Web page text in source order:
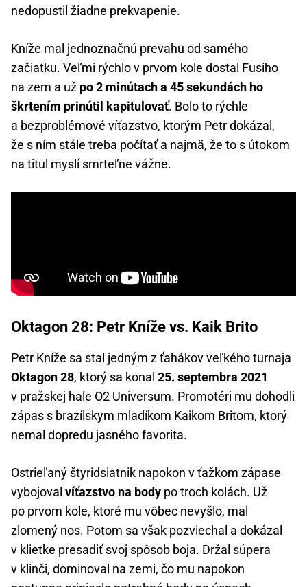
nedopustil žiadne prekvapenie.
Kníže mal jednoznačnú prevahu od samého
začiatku. Veľmi rýchlo v prvom kole dostal Fusiho
na zem a už po 2 minútach a 45 sekundách ho
škrtením prinútil kapitulovať. Bolo to rýchle
a bezproblémové víťazstvo, ktorým Petr dokázal,
že s ním stále treba počítať a najmä, že to s útokom
na titul myslí smrteľne vážne.
Oktagon 28: Petr Kníže vs. Kaik Brito
Petr Kníže sa stal jedným z ťahákov veľkého turnaja
Oktagon 28, ktorý sa konal 25. septembra 2021
v pražskej hale O2 Universum. Promotéri mu dohodli
zápas s brazílskym mladíkom Kaikom Britom, ktorý
nemal dopredu jasného favorita.
Ostrieľaný štyridsiatnik napokon v ťažkom zápase
vybojoval víťazstvo na body po troch kolách. Už
po prvom kole, ktoré mu vôbec nevyšlo, mal
zlomený nos. Potom sa však pozviechal a dokázal
v klietke presadiť svoj spôsob boja. Držal súpera
v klinči, dominoval na zemi, čo mu napokon